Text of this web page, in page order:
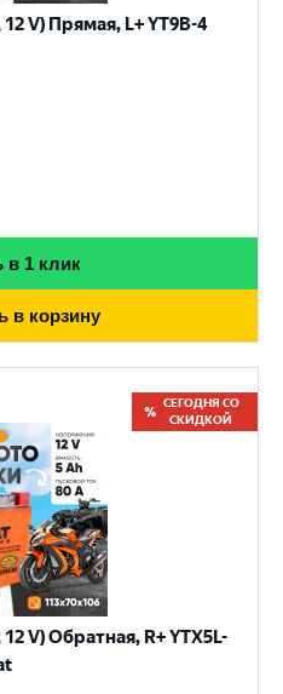
V) Прямая, L+ YT9B-4
в 1 клик
в корзину
СЕГОДНЯ СО
СКИДКОЙ
V) Обратная, R+ YTX5L-